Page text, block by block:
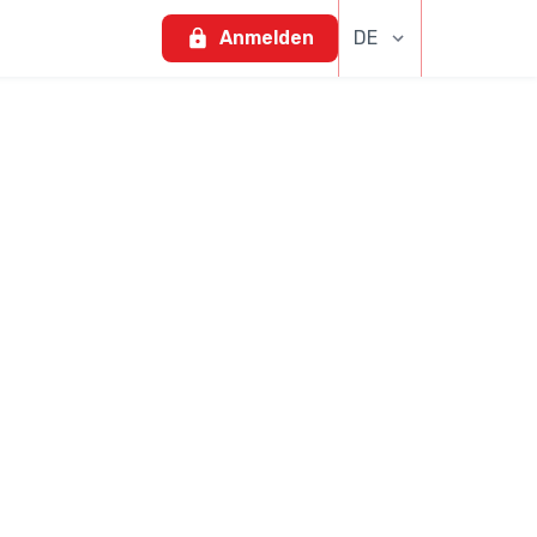
Anmelden DE